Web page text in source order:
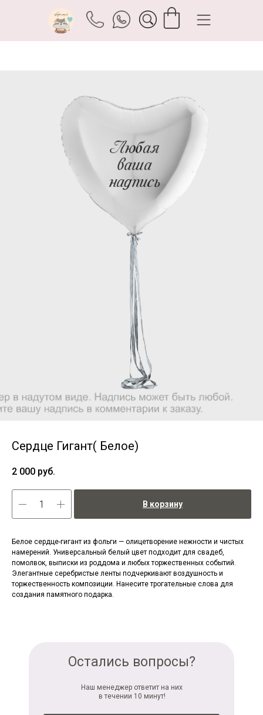
Сердце Гигант( Белое)
2 000 руб.
В корзину
Белое сердце-гигант из фольги — олицетворение нежности и чистых
намерений. Универсальный белый цвет подходит для свадеб,
помолвок, выписки из роддома и любых торжественных событий.
Элегантные серебристые ленты подчеркивают воздушность и
торжественность композиции. Нанесите трогательные слова для
создания памятного подарка.
Остались вопросы?
Наш менеджер ответит на них
в течении 10 минут!